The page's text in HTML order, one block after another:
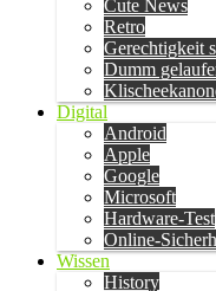
Cute News
Retro
Gerechtigkeit
Dumm
Digital
Android
Apple
Google
Microsoft
Hardware-Test
Online-
Wissen
History